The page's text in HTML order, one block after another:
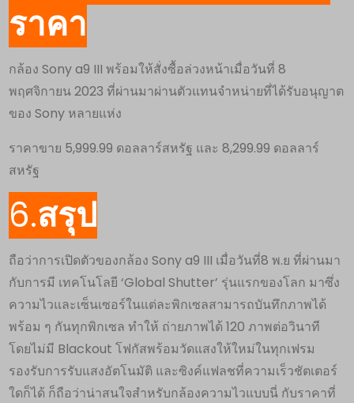
ราคา
กล้อง Sony a9 III พร้อมให้สั่งซื้อล่วงหน้าเมื่อวันที่ 8
พฤศจิกายน 2023 ที่ผ่านมาผ่านตัวแทนจำหน่ายที่ได้รับอนุญาต
ของ Sony หลายแห่ง
ราคาขาย 5,999.99 ดอลลาร์สหรัฐ และ 8,299.99 ดอลลาร์
สหรัฐ
6.สรุป
ถือว่าการเปิดตัวของกล้อง Sony a9 III เมื่อวันที่8 พ.ย ที่ผ่านมา
กับการมี เทคโนโลยี ‘Global Shutter’ รุ่นแรกของโลก มาซึ่ง
ความไวและเซ็นเซอร์ในแต่ละพิกเซลสามารถบันทึกภาพได้
พร้อม ๆ กันทุกพิกเซล ทำให้ ถ่ายภาพได้ 120 ภาพต่อวินาที
โดยไม่มี Blackout โฟกัสพร้อมวัดแสงให้ใหม่ในทุกเฟรม
รองรับการรับแสงอัตโนมัติ และซิงค์แฟลชที่ความเร็วชัตเตอร์
ใดก็ได้ ก็ถือว่าน่าสนใจสำหรับกล้องความไวแบบนี่ กับราคาที่